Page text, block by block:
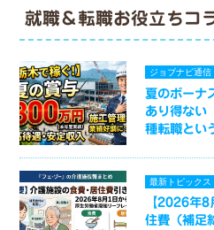
就職＆転職お役立ちコ
ジョブナビ通信
夏のボーナ
あり得ない
種転職とい
最新トピックス
【2026年8
住費（補足